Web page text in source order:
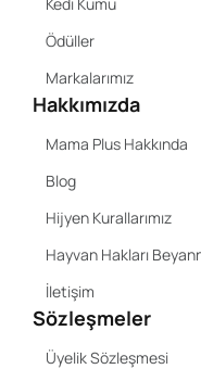
Ödüller
Markalarımız
Hakkımızda
Mama Plus Hakkında
Blog
Hijyen Kurallarımız
Hayvan Hakları
İletişim
Sözleşmeler
Üyelik Sözleşmesi